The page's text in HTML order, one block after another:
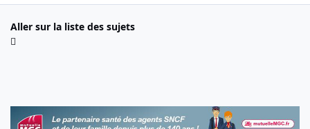
Aller sur la liste des sujets